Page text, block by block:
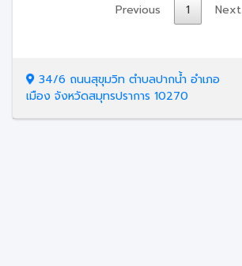
Previous
1 Next
34/6 ถนนสุขุมวิท ตำบลปากน้ำ อำเภอ
เมือง จังหวัดสมุทรปราการ 10270